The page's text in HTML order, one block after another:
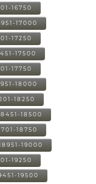
16750
17000
17250
17500
17750
18000
18250
18500
18750
19000
19250
19500